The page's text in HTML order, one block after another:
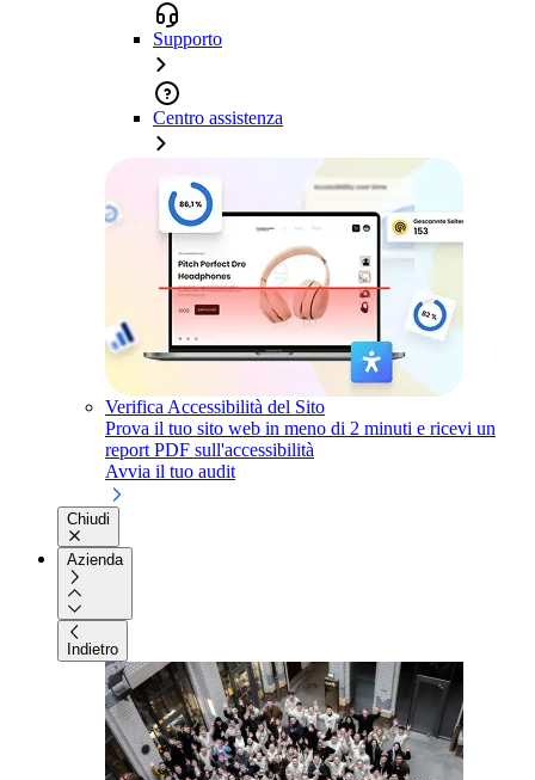
Supporto
Centro assistenza
Verifica Accessibilità del Sito
Prova il tuo sito web in meno di 2 minuti e ricevi un
report PDF sull'accessibilità
Avvia il tuo audit
Chiudi
Azienda
Indietro